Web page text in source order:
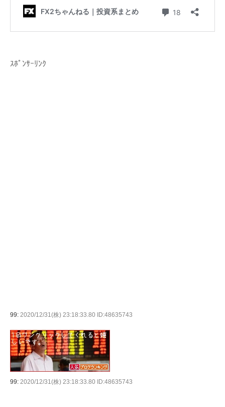
ｽﾎﾟﾝｻｰﾘﾝｸ
99: 2020/12/31(株) 23:18:33.80 ID:48635743
99: 2020/12/31(株) 23:18:33.80 ID:48635743